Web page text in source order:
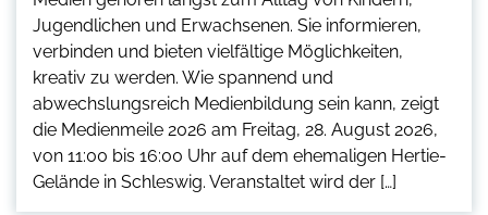
Jugendlichen und Erwachsenen. Sie informieren,
verbinden und bieten vielfältige Möglichkeiten,
kreativ zu werden. Wie spannend und
abwechslungsreich Medienbildung sein kann, zeigt
die Medienmeile 2026 am Freitag, 28. August 2026,
von 11:00 bis 16:00 Uhr auf dem ehemaligen Hertie-
Gelände in Schleswig. Veranstaltet wird der […]